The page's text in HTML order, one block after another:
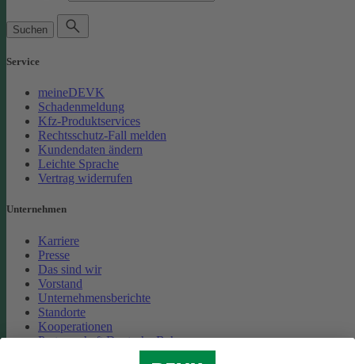
Suchen
Service
meineDEVK
Schadenmeldung
Kfz-Produktservices
Rechtsschutz-Fall melden
Kundendaten ändern
Leichte Sprache
Vertrag widerrufen
Unternehmen
Karriere
Presse
Das sind wir
Vorstand
Unternehmensberichte
Standorte
Kooperationen
Partnerschaft Deutsche Bahn